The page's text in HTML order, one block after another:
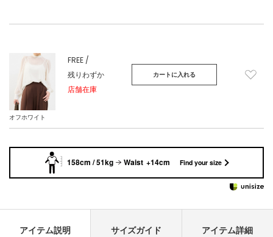
オフホワイト
FREE /
残りわずか
店舗在庫
カートに入れる
158cm / 51kg Waist +14cm Find your size
アイテム説明 サイズガイド アイテム詳細